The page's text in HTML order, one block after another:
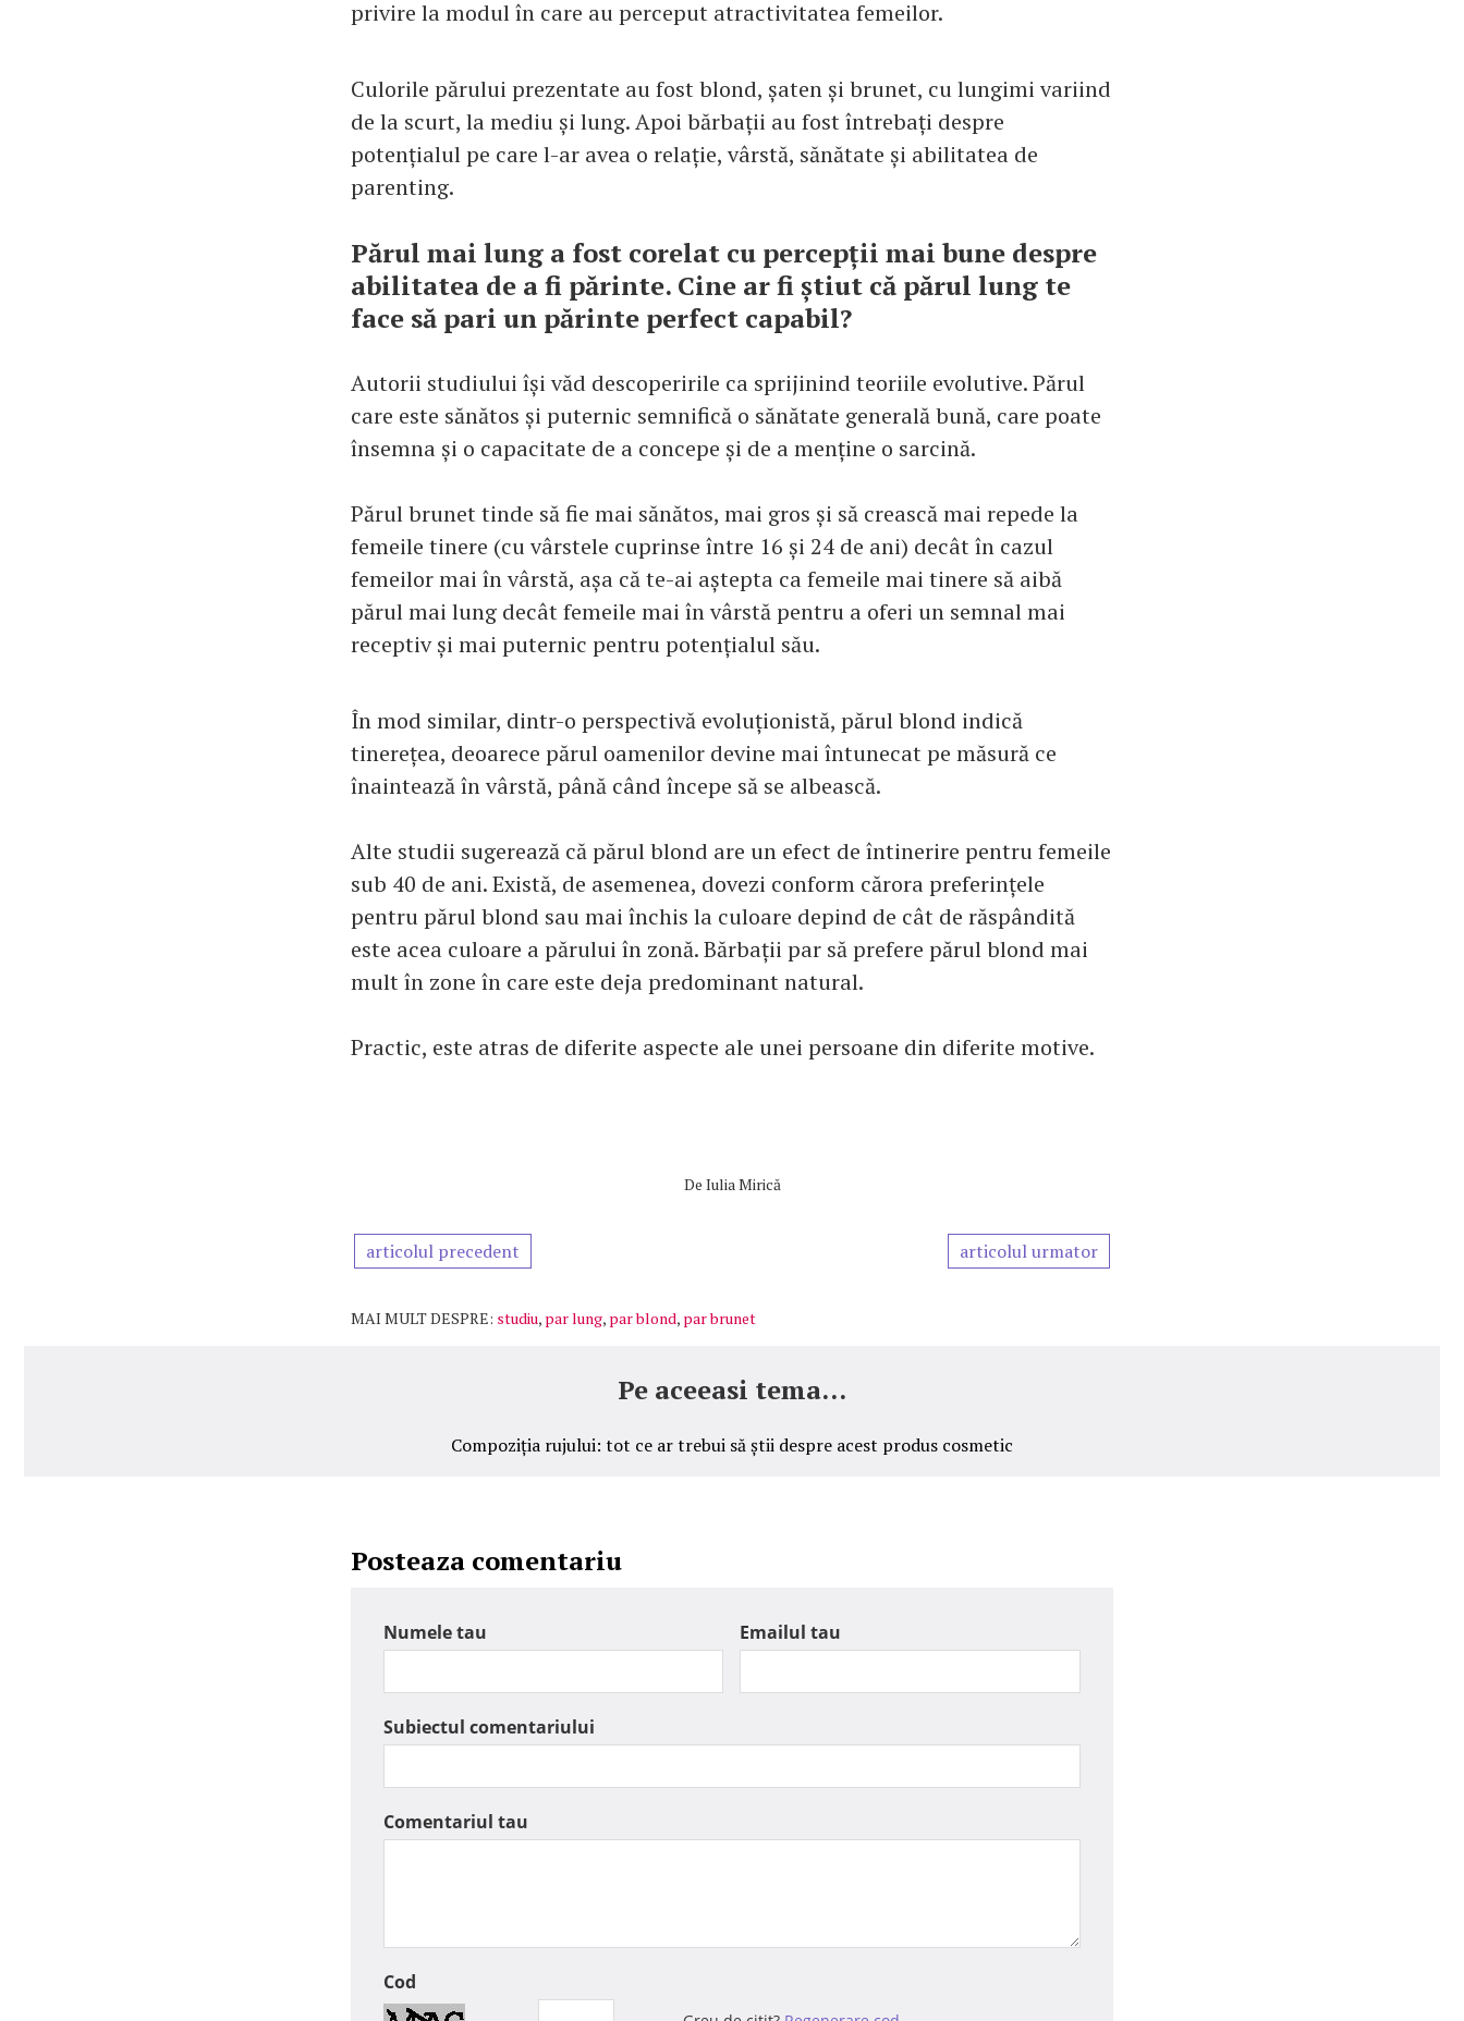
privire la modul în care au perceput atractivitatea femeilor.
Culorile părului prezentate au fost blond, șaten și brunet, cu lungimi variind
de la scurt, la mediu și lung. Apoi bărbații au fost întrebați despre
potențialul pe care l-ar avea o relație, vârstă, sănătate și abilitatea de
parenting.
Părul mai lung a fost corelat cu percepții mai bune despre
abilitatea de a fi părinte. Cine ar fi știut că părul lung te
face să pari un părinte perfect capabil?
Autorii studiului își văd descoperirile ca sprijinind teoriile evolutive. Părul
care este sănătos și puternic semnifică o sănătate generală bună, care poate
însemna și o capacitate de a concepe și de a menține o sarcină.
Părul brunet tinde să fie mai sănătos, mai gros și să crească mai repede la
femeile tinere (cu vârstele cuprinse între 16 și 24 de ani) decât în cazul
femeilor mai în vârstă, așa că te-ai aștepta ca femeile mai tinere să aibă
părul mai lung decât femeile mai în vârstă pentru a oferi un semnal mai
receptiv și mai puternic pentru potențialul său.
În mod similar, dintr-o perspectivă evoluționistă, părul blond indică
tinerețea, deoarece părul oamenilor devine mai întunecat pe măsură ce
înaintează în vârstă, până când începe să se albească.
Alte studii sugerează că părul blond are un efect de întinerire pentru femeile
sub 40 de ani. Există, de asemenea, dovezi conform cărora preferințele
pentru părul blond sau mai închis la culoare depind de cât de răspândită
este acea culoare a părului în zonă. Bărbații par să prefere părul blond mai
mult în zone în care este deja predominant natural.
Practic, este atras de diferite aspecte ale unei persoane din diferite motive.
De Iulia Mirică
articolul precedent articolul urmator
MAI MULT DESPRE: studiu, par lung, par blond, par brunet
Pe aceeasi tema...
Compoziția rujului: tot ce ar trebui să știi despre acest produs cosmetic
Posteaza comentariu
Numele tau Emailul tau
Subiectul comentariului
Comentariul tau
Cod